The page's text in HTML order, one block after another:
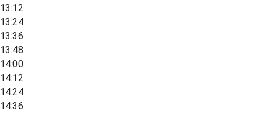
13:12
13:24
13:36
13:48
14:00
14:12
14:24
14:36